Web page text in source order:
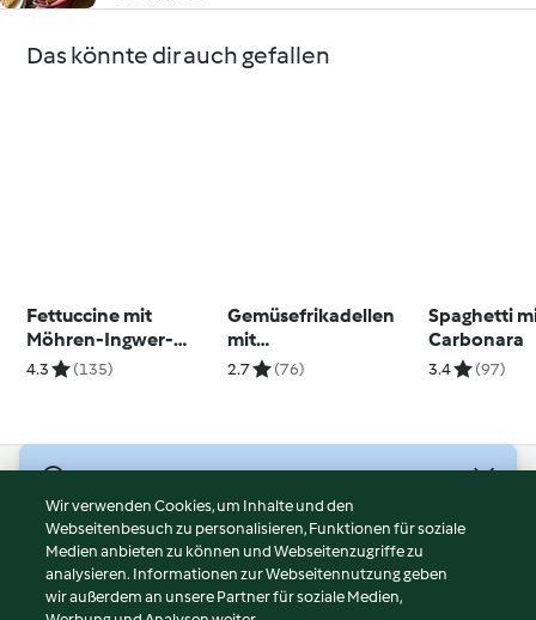
Das könnte dir auch gefallen
Fettuccine mit
Möhren-Ingwer-
Sauce, Walnüssen
4.3 (135)
Gemüsefrikadellen
mit
Süßkartoffelpüree
2.7 (76)
Spaghetti
Carbonara
3.4 (97)
Nutzungsbedingungen
Datenschutzrichtlinien
Disclaimer
Wir verwenden Cookies, um Inhalte und den
Webseitenbesuch zu personalisieren, Funktionen für soziale
Medien anbieten zu können und Webseitenzugriffe zu
analysieren. Informationen zur Webseitennutzung geben
wir außerdem an unsere Partner für soziale Medien,